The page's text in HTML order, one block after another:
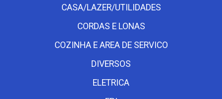
CASA/LAZER/UTILIDADES
CORDAS E LONAS
COZINHA E AREA DE SERVICO
DIVERSOS
ELETRICA